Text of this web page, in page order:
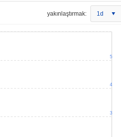
yakınlaştırmak: 1d
3
4
5